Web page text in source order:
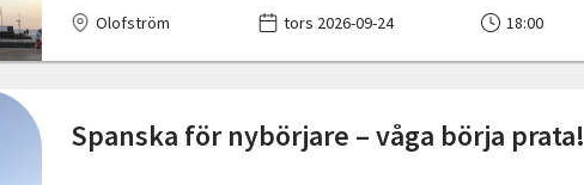
Olofström tors 2026-09-24 18:00
Spanska för nybörjare – våga börja prata!